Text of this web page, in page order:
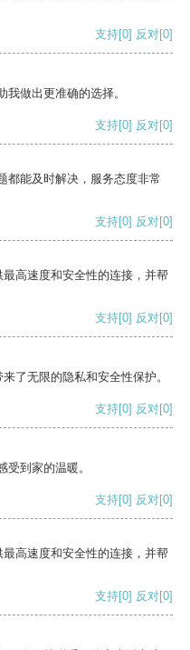
支持[0] 反对[0]
做出更准确的选择。
支持[0] 反对[0]
都能及时解决，服务态度非常
支持[0] 反对[0]
高速度和安全性的连接，并帮
支持[0] 反对[0]
了无限的隐私和安全性保护。
支持[0] 反对[0]
到家的温暖。
支持[0] 反对[0]
高速度和安全性的连接，并帮
支持[0] 反对[0]